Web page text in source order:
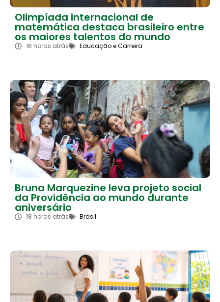
Olimpíada internacional de
matemática destaca brasileiro entre
os maiores talentos do mundo
16 horas atrás Educação e Carreira
Bruna Marquezine leva projeto social
da Providência ao mundo durante
aniversário
18 horas atrás Brasil